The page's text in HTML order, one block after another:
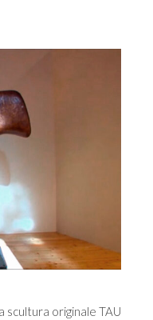
scultura originale TAU